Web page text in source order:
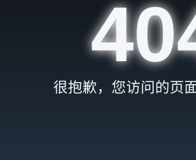
很抱歉，您访问的页